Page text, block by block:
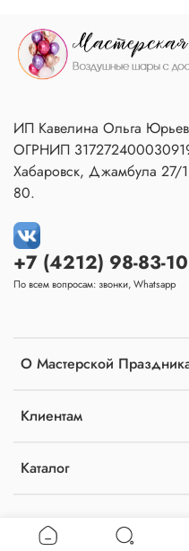
О Мастерской
Клиентам
Каталог
+7 (4212) 98-83-10
По всем вопросам: звонки, Whatsapp
ИП Кавелина Ольга
ОГРНИП
Хабаровск, Джамбула 27/
80.